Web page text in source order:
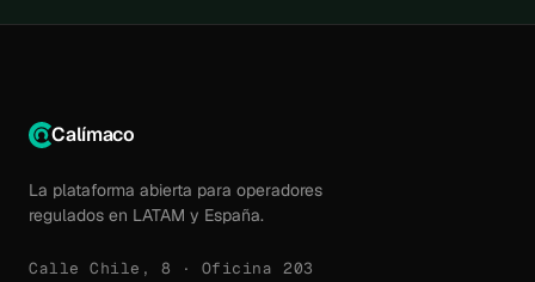
Calímaco
La plataforma abierta para operadores
regulados en LATAM y España.
Calle Chile, 8 · Oficina 203